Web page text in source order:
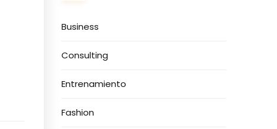
Business
Consulting
Entrenamiento
Fashion